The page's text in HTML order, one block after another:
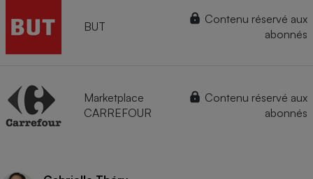
BUT
Contenu réservé aux
abonnés
Marketplace
CARREFOUR
Contenu réservé aux
abonnés